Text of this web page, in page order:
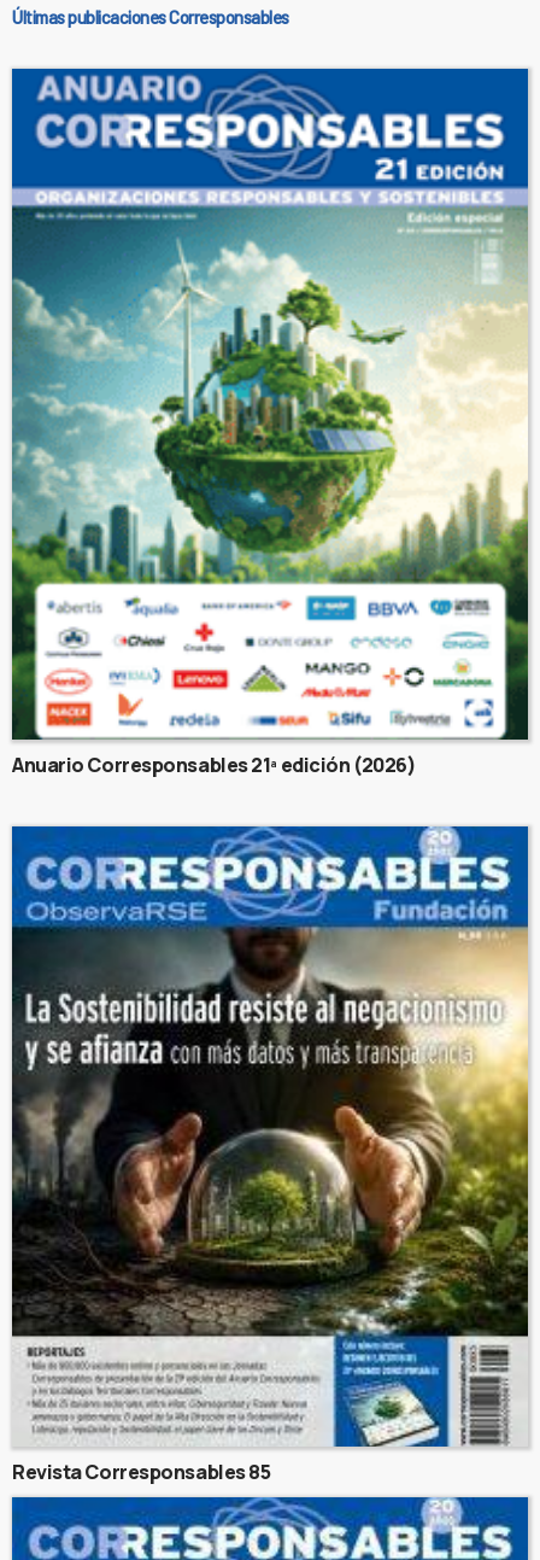
Últimas publicaciones Corresponsables
Anuario Corresponsables 21ª edición (2026)
Revista Corresponsables 85